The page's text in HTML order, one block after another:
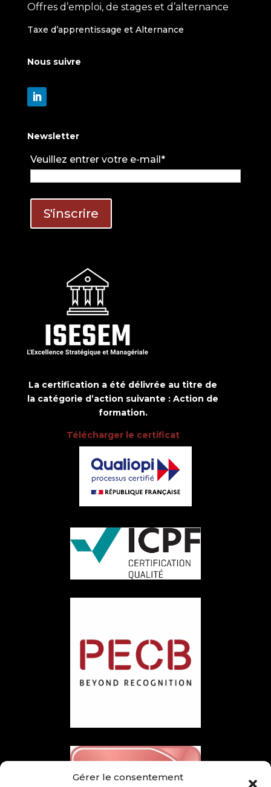
Gérer le consentement
Offres d’emploi, de stages et d’alternance
Taxe d’apprentissage et Alternance
Nous suivre
Newsletter
Veuillez entrer votre e-mail*
La certification a été délivrée au titre de
la catégorie d’action suivante : Action de
formation.
Télécharger le certificat